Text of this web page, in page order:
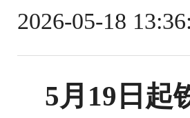
2026-05-18
5月19日起